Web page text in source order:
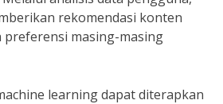
rekomendasi konten
preferensi masing-masing
learning dapat diterapkan